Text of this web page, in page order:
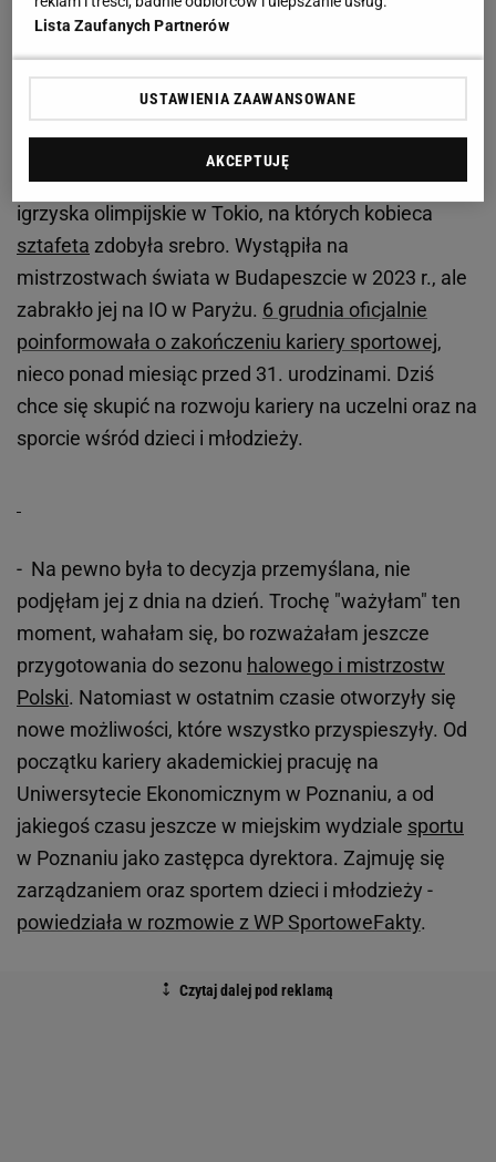
"Aniołek Matusińskiego" kończy karierę
W ostatnich latach Wyciszkiewicz-Zawadzka miała
rehabilitacje kosztowały ja fortunę. Straciła przez to
igrzyska olimpijskie w Tokio, na których kobieca
sztafeta zdobyła srebro. Wystąpiła na
mistrzostwach świata w Budapeszcie w 2023 r., ale
zabrakło jej na IO w Paryżu. 6 grudnia oficjalnie
poinformowała o zakończeniu kariery sportowej,
nieco ponad miesiąc przed 31. urodzinami. Dziś
chce się skupić na rozwoju kariery na uczelni oraz na
sporcie wśród dzieci i młodzieży.
- Na pewno była to decyzja przemyślana, nie
podjęłam jej z dnia na dzień. Trochę "ważyłam" ten
moment, wahałam się, bo rozważałam jeszcze
przygotowania do sezonu halowego i mistrzostw
Polski. Natomiast w ostatnim czasie otworzyły się
nowe możliwości, które wszystko przyspieszyły. Od
początku kariery akademickiej pracuję na
Uniwersytecie Ekonomicznym w Poznaniu, a od
jakiegoś czasu jeszcze w miejskim wydziale sportu
w Poznaniu jako zastępca dyrektora. Zajmuję się
zarządzaniem oraz sportem dzieci i młodzieży -
powiedziała w rozmowie z WP SportoweFakty.
Lista Zaufanych Partnerów
USTAWIENIA ZAAWANSOWANE
AKCEPTUJĘ